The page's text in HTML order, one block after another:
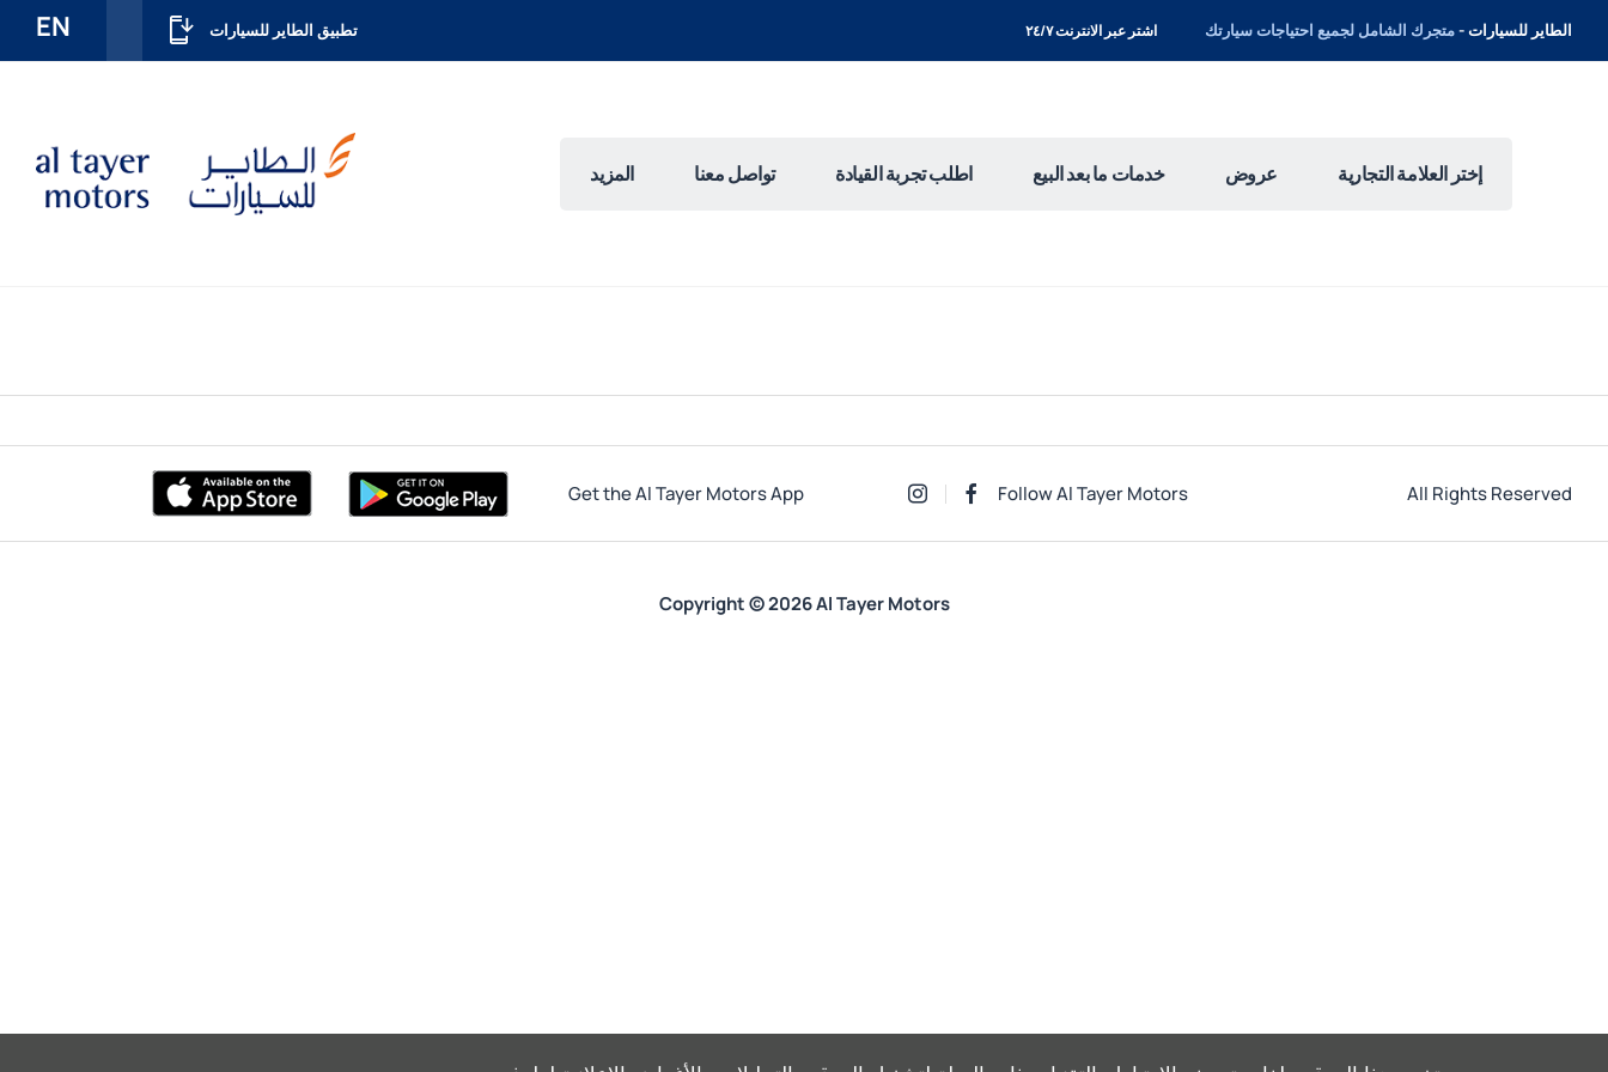
الطاير للسيارات -متجرك الشامل لجميع احتياجات سيارتك اشتر عبر الانترنت ٢٤/٧ EN تطبيق الطاير للسيارات
إختر العلامة التجارية عروض خدمات ما بعد البيع اطلب تجربة القيادة تواصل معنا المزيد
All Rights Reserved
Follow Al Tayer Motors
Get the Al Tayer Motors App
Copyright © 2026 Al Tayer Motors